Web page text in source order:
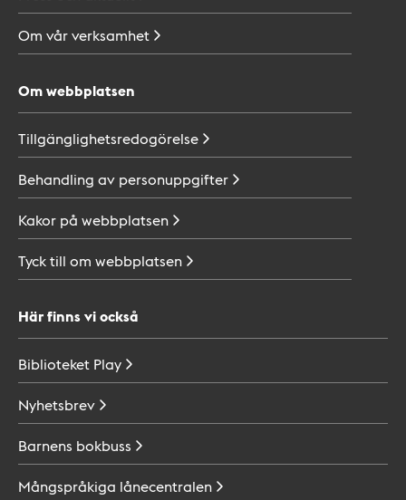
Om vårverksamhet
Om webbplatsen
Tillgänglighetsredogörelse
Behandling av personuppgifter
Kakor på webbplatsen
Tyck till om webbplatsen
Här finns vi också
Biblioteket Play
Nyhetsbrev
Barnens bokbuss
Mångspråkiga lånecentralen